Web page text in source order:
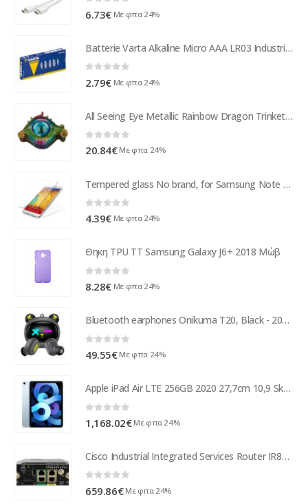
6.73€ Με φπα 24%
Batterie Varta Alkaline Micro AAA LR03 Industrial Box 10er. 04003 211 111
2.79€ Με φπα 24%
All Seeing Eye Metallic Rainbow Dragon Trinket Box
0 out of 5
20.84€ Με φπα 24%
Tempered glass No brand, for Samsung Note 3 Neo, 0.3mm, Transparent - 52077
0out of 5
4.39€ Με φπα 24%
Θηκη TPU TT Samsung Galaxy J6+ 2018 Μώβ
0 out of 5
8.28€ Με φπα 24%
Bluetooth earphones Onikuma T20, Black - 20780
49.55€ Με φπα 24%
Apple iPad Air LTE 256GB 2020 27,7cm 10,9 Sky Blau MYH62FD/A
1,168.02€ Με φπα 24%
Cisco Industrial Integrated Services Router IR807G-LTE-GA-K9
659.86€ Με φπα 24%